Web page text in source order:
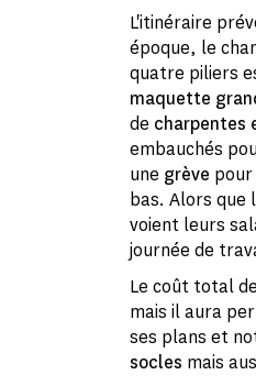
L'itinéraire
époque, le
quatre piliers
maquette
de charpentes
embauchés
une grève
bas. Alors que
voient leurs
journée de
Le coût total
mais il aura
ses plans et
socles mais